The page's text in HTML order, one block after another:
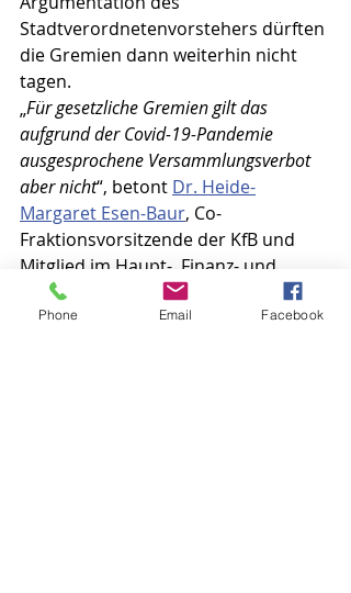
Stadtverordnetenvorstehers dürften
die Gremien dann weiterhin nicht
tagen.
„Für gesetzliche Gremien gilt das
aufgrund der Covid-19-Pandemie
ausgesprochene Versammlungsverbot
aber nicht“, betont Dr. Heide-
Margaret Esen-Baur, Co-
Fraktionsvorsitzende der KfB und
Mitglied im Haupt-, Finanz- und
Petitionsausschuss (HFA). „
Ich habe
von meinen Wählern das Mandat
Phone Email Facebook